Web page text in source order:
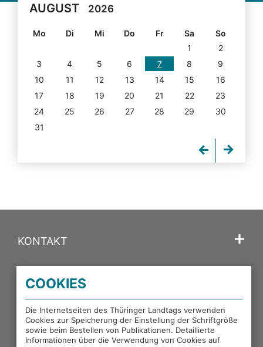
AUGUST 2026
Mo Di Mi Do Fr Sa
So
1
2
3
4 5 6 7 8
9
10
11 12 13 14 15
16
17
18 19 20 21 22
23
24
25 26 27 28 29
30
31
KONTAKT
PORTALE DES THÜRINGER LANDTAGS
EXTERNE LINKS
COOKIES
Die Internetseiten des Thüringer Landtags verwenden
Cookies zur Speicherung der Einstellung der Schriftgröße
sowie beim Bestellen von Publikationen. Detaillierte
Informationen über die Verwendung von Cookies auf